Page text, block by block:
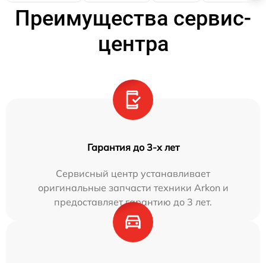
Преимущества сервис-
центра
Гарантия до 3-х лет
Сервисный центр устанавливает
оригинальные запчасти техники Arkon и
предоставляет гарантию до 3 лет.